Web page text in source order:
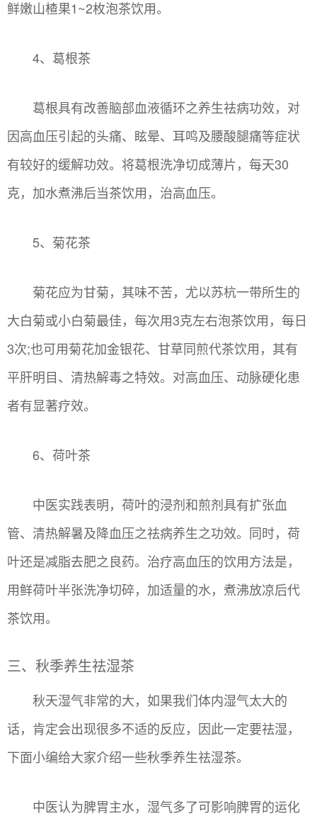
鲜嫩山楂果1~2枚泡茶饮用。
4、葛根茶
葛根具有改善脑部血液循环之养生祛病功效，对
因高血压引起的头痛、眩晕、耳鸣及腰酸腿痛等症状
有较好的缓解功效。将葛根洗净切成薄片，每天30
克，加水煮沸后当茶饮用，治高血压。
5、菊花茶
菊花应为甘菊，其味不苦，尤以苏杭一带所生的
大白菊或小白菊最佳，每次用3克左右泡茶饮用，每日
3次;也可用菊花加金银花、甘草同煎代茶饮用，其有
平肝明目、清热解毒之特效。对高血压、动脉硬化患
者有显著疗效。
6、荷叶茶
中医实践表明，荷叶的浸剂和煎剂具有扩张血
管、清热解暑及降血压之祛病养生之功效。同时，荷
叶还是减脂去肥之良药。治疗高血压的饮用方法是，
用鲜荷叶半张洗净切碎，加适量的水，煮沸放凉后代
茶饮用。
三、秋季养生祛湿茶
秋天湿气非常的大，如果我们体内湿气太大的
话，肯定会出现很多不适的反应，因此一定要祛湿，
下面小编给大家介绍一些秋季养生祛湿茶。
中医认为脾胃主水，湿气多了可影响脾胃的运化